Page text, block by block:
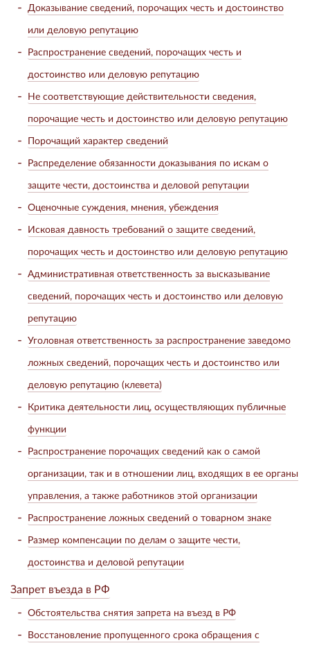
Доказывание сведений, порочащих честь и достоинство
или деловую репутацию
Распространение сведений, порочащих честь и
достоинство или деловую репутацию
Не соответствующие действительности сведения,
порочащие честь и достоинство или деловую репутацию
Порочащий характер сведений
Распределение обязанности доказывания по искам о
защите чести, достоинства и деловой репутации
Оценочные суждения, мнения, убеждения
Исковая давность требований о защите сведений,
порочащих честь и достоинство или деловую репутацию
Административная ответственность за высказывание
сведений, порочащих честь и достоинство или деловую
репутацию
Уголовная ответственность за распространение заведомо
ложных сведений, порочащих честь и достоинство или
деловую репутацию (клевета)
Критика деятельности лиц, осуществляющих публичные
функции
Распространение порочащих сведений как о самой
организации, так и в отношении лиц, входящих в ее органы
управления, а также работников этой организации
Распространение ложных сведений о товарном знаке
Размер компенсации по делам о защите чести,
достоинства и деловой репутации
Запрет въезда в РФ
Обстоятельства снятия запрета на въезд в РФ
Восстановление пропущенного срока обращения с